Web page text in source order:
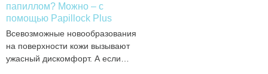
папиллом? Можно – с
помощью Papillock Plus
Всевозможные новообразования
на поверхности кожи вызывают
ужасный дискомфорт. А если…